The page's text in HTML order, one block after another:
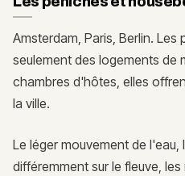
Amsterdam, Paris, Berlin. Les
seulement des logements de
chambres d'hôtes, elles
la ville.
Le léger mouvement de l'eau,
différemment sur le fleuve,